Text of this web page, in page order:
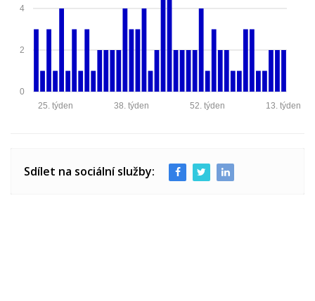
0
2
4
13. týden
52. týden
38. týden
25. týden
Sdílet na sociální služby: